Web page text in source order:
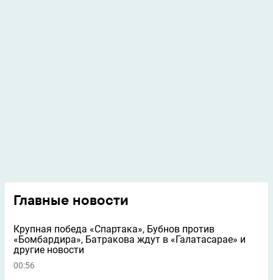
Главные новости
Крупная победа «Спартака», Бубнов против
«Бомбардира», Батракова ждут в «Галатасарае» и
другие новости
00:56